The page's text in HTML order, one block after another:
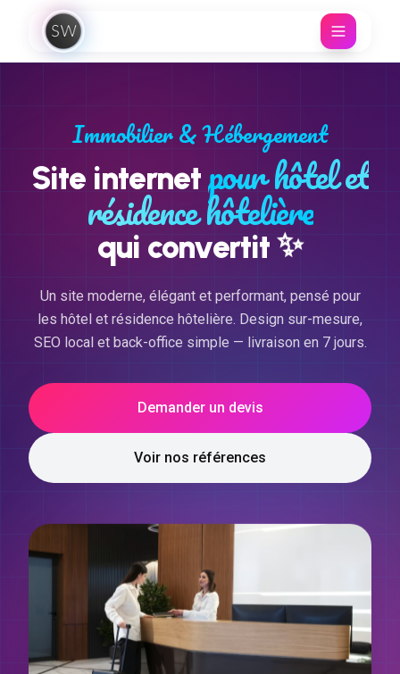
Aller au contenu
Immobilier & Hébergement
Site internetpour hôtel et
résidence hôtelière
qui convertit✨
Un site moderne, élégant et performant, pensé pour
les hôtel et résidence hôtelière. Design sur-mesure,
SEO local et back-office simple — livraison en 7 jours.
Demander un devis
Voir nos références